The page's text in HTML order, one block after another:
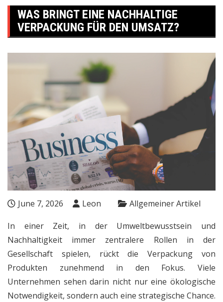
WAS BRINGT EINE NACHHALTIGE
VERPACKUNG FÜR DEN UMSATZ?
June 7, 2026 Leon Allgemeiner Artikel
In einer Zeit, in der Umweltbewusstsein und
Nachhaltigkeit immer zentralere Rollen in der
Gesellschaft spielen, rückt die Verpackung von
Produkten zunehmend in den Fokus. Viele
Unternehmen sehen darin nicht nur eine ökologische
Notwendigkeit, sondern auch eine strategische Chance.